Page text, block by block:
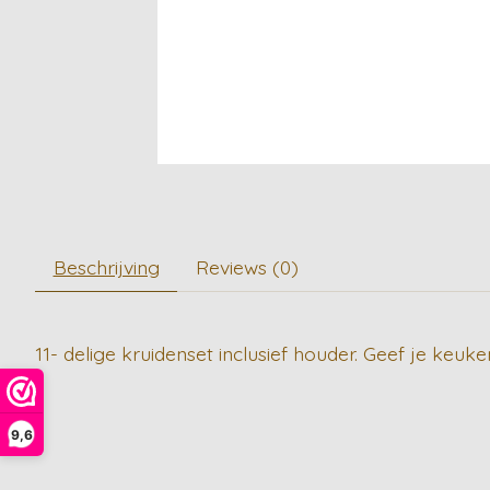
9,6
Beschrijving Reviews (0)
11- delige kruidenset inclusief houder. Geef je